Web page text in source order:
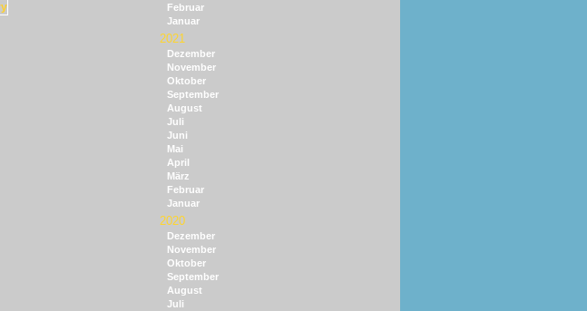
Februar
Januar
2021
Dezember
November
Oktober
September
August
Juli
Juni
Mai
April
März
Februar
Januar
2020
Dezember
November
Oktober
September
August
Juli